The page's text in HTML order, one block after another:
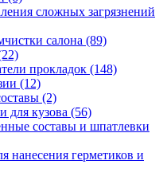
сложных загрязнений
салона (89)
прокладок (148)
(12)
(2)
для кузова (56)
составы и шпатлевки
нанесения герметиков и